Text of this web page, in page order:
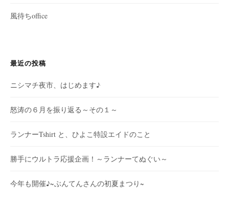
風待ちoffice
最近の投稿
ニシマチ夜市、はじめます♪
怒涛の６月を振り返る～その１～
ランナーTshirt と、ひよこ特設エイドのこと
勝手にウルトラ応援企画！～ランナーてぬぐい～
今年も開催♪~ぶんてんさんの初夏まつり~